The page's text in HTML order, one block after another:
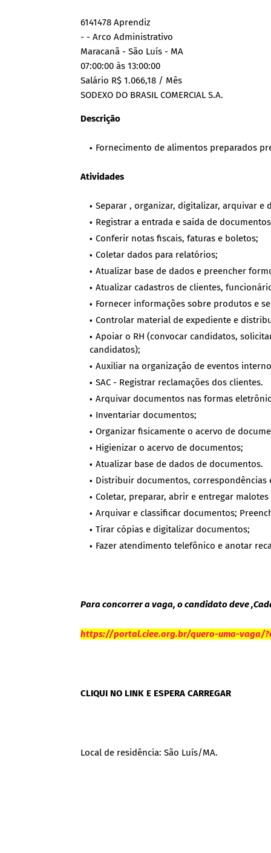
6141478 Aprendiz
- - Arco Administrativo
Maracanã - São Luís - MA
07:00:00 às 13:00:00
Salário R$ 1.066,18 / Mês
SODEXO DO BRASIL COMERCIAL S.A.
Descrição
Fornecimento de alimentos preparados
Atividades
Separar , organizar, digitalizar, arquivar e
Registrar a entrada e saída de
Conferir notas fiscais, faturas e boletos;
Coletar dados para relatórios;
Atualizar base de dados e preencher
Atualizar cadastros de clientes,
Fornecer informações sobre produtos e
Controlar material de expediente e
Apoiar o RH (convocar candidatos,
candidatos);
Auxiliar na organização de eventos
SAC - Registrar reclamações dos clientes.
Arquivar documentos nas formas
Inventariar documentos;
Organizar fisicamente o acervo de
Higienizar o acervo de documentos;
Atualizar base de dados de documentos.
Distribuir documentos,
Coletar, preparar, abrir e entregar
Arquivar e classificar documentos;
Tirar cópias e digitalizar documentos;
Fazer atendimento telefônico e anotar
Para concorrer a vaga, o candidato deve
https://portal.ciee.org.br/quero-uma-vaga/
CLIQUI NO LINK E ESPERA CARREGAR
Local de residência: São Luís/MA.